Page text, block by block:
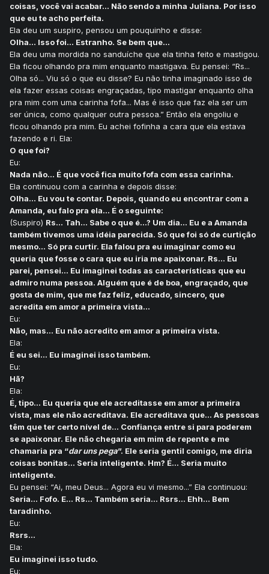
coisas, você vai acabar... Não sendo a minha Juliana. Por isso
que eu te acho perfeita.
Ela deu um suspiro, pensou um pouquinho e disse:
Olha... Isso foi... Estranho. Se bem que...
Ela deu uma mordida no sanduíche que ela tinha feito e mastigou.
Ela ficou olhando pra mim enquanto mastigava. Eu pensei: “Rs...
Olha só... Viu só o que eu disse? Eu não tinha imaginado isso de
ela fazer essas coisas engraçadas, tipo mastigar enquanto olha
pra mim com uma carinha fofa... Mas é isso que faz ela ser um
ser única, como qualquer outra pessoa.” Então ela engoliu e
ficou olhando pra mim. Eu achei fofinha a cara que ela estava
fazendo e ri. Ela:
O que foi?
Eu:
Nada não... É que você fica muito fofa com essa carinha.
Ela continuou com a carinha e depois disse:
Olha... Eu vou te contar. Depois, quando eu encontrar com a
Amanda, eu falo pra ela... É o seguinte:
(Suspiro) Rs... Tah... Sabe o que é...? Um dia... Eu e a Amanda
também tivemos uma idéia parecida. Só que foi só de curtição
mesmo... Só pra curtir. Ela falou pra eu imaginar como eu
queria que fosse o cara que eu iria me apaixonar. Rs... Eu
parei, pensei... Eu imaginei todas as características que eu
admiro numa pessoa. Alguém que é de boa, engraçado, que
gosta de mim, que me faz feliz, educado, sincero, que
acredita em amor a primeira vista...
Eu:
Não, mas... Eu não acredito em amor a primeira vista.
Ela:
É eu sei... Eu imaginei isso também.
Eu:
Hã?
Ela:
É, tipo... Eu queria que ele acreditasse em amor a primeira
vista, mas ele não acreditava. Ele acreditava que... As pessoas
têm que ter certo nível de... Confiança entre si para poderem
se apaixonar. Ele não chegaria em mim de repente e me
chamaria pra “dar uns pega”. Ele seria gentil comigo, me diria
coisas bonitas... Seria inteligente. Hm? É... Seria muito
inteligente.
Eu pensei: “Ai, meu Deus... Agora eu vi mesmo...” Ela continuou:
Seria... Fofo. E... Rs... Também seria... Rsrs... Ehh... Bem
taradinho.
Eu:
Rsrs...
Ela:
Eu imaginei isso tudo.
Eu: